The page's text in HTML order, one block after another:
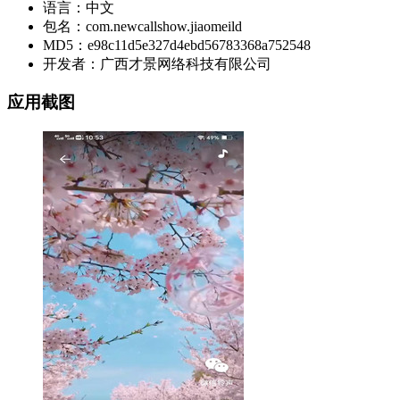
语言：中文
包名：com.newcallshow.jiaomeild
MD5：e98c11d5e327d4ebd56783368a752548
开发者：广西才景网络科技有限公司
应用截图